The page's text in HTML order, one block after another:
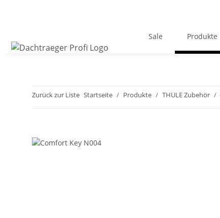
Sale Produkte
Zurück zur Liste Startseite Produkte THULE Zubehör